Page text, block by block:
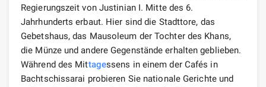
Regierungszeit von Justinian I. Mitte des 6.
Jahrhunderts erbaut. Hier sind die Stadttore, das
Gebetshaus, das Mausoleum der Tochter des Khans,
die Münze und andere Gegenstände erhalten geblieben.
Während des Mittagessens in einem der Cafés in
Bachtschissarai probieren Sie nationale Gerichte und